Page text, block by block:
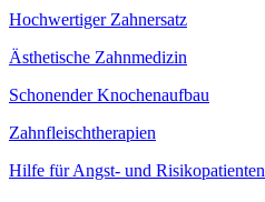
Hochwertiger Zahnersatz
Ästhetische Zahnmedizin
Schonender Knochenaufbau
Zahnfleischtherapien
Hilfe für Angst- und Risikopatienten